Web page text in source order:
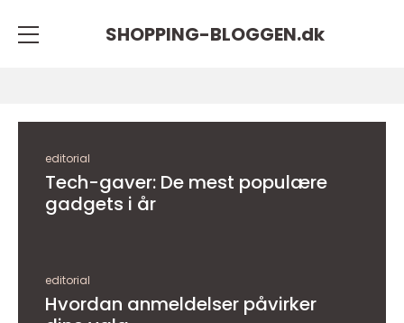
SHOPPING-BLOGGEN.dk
editorial
Tech-gaver: De mest populære
gadgets i år
editorial
Hvordan anmeldelser påvirker